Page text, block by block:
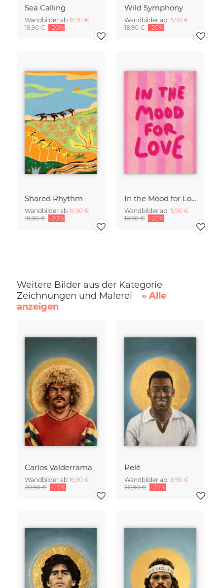
Sea Calling
Wandbilder ab 15,90 €
18,90 € -20%
Wild Symphony
Wandbilder ab 15,90 €
18,90 € -20%
Shared Rhythm
Wandbilder ab 15,90 €
18,90 € -20%
In the Mood for Love - Handlettering
Wandbilder ab 15,90 €
18,90 € -20%
Weitere Bilder aus der Kategorie
Zeichnungen und Malerei
» Alle
anzeigen
Carlos Valderrama
Wandbilder ab 16,90 €
20,90 € -20%
Pelé
Wandbilder ab 16,90 €
20,90 € -20%